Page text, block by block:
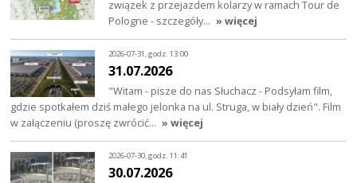
związek z przejazdem kolarzy w ramach Tour de
Pologne - szczegóły… » więcej
2026-07-31, godz. 13:00
31.07.2026
"Witam - pisze do nas Słuchacz - Podsyłam film,
gdzie spotkałem dziś małego jelonka na ul. Struga, w biały dzień". Film
w załączeniu (proszę zwrócić… » więcej
2026-07-30, godz. 11:41
30.07.2026